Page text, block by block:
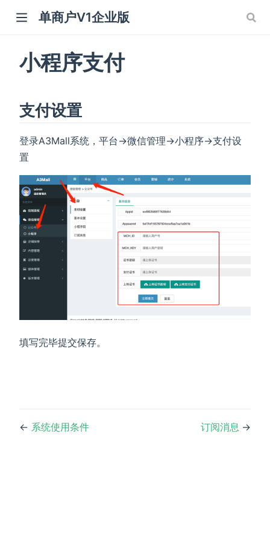
单商户V1企业版
小程序支付
支付设置
登录A3Mall系统，平台->微信管理->小程序->支付设
置
填写完毕提交保存。
← 系统使用条件 订阅消息 →